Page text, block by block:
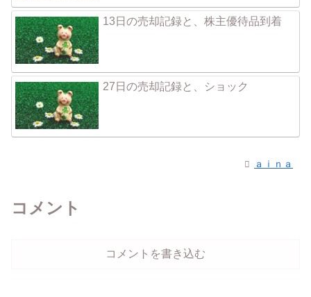
13日の売却記録と、株主優待品到着
27日の売却記録と、ショック
ａｉｎａ
コメント
コメントを書き込む